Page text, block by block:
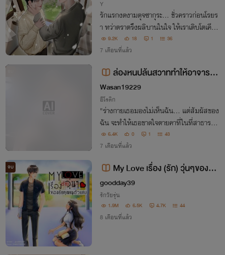
Y
รักแรกงดงามดุจซากุระ… ชั่วคราวก่อนโรยร
า ทว่าตราตรึงผลิบานในใจ ให้เราเติบโตเคียง
ข้างกันผ่านทุกฤดูกาล
9.2K 18 1 36
7 เดือนที่แล้ว
ล่องหนปล้นสวาททำให้อาจารย์/
ดาวมหา'ลัย "น้ำพุ่ง"
Wasan19229
อีโรติก
"ร่างกายเธอมองไม่เห็นฉัน... แต่สัมผัสของ
ฉัน จะทำให้เธอขาดใจตายคาที่ในที่สาธารณ
ะ!" "เนิร์ดหื่นอย่างฉันจะใช้พลังนี้... เพื่อขโม
ยทุกความลับและพิชิตทุกจุดสุดยอดของสาว
6.4K 0 1 43
7 เดือนที่แล้ว
จบ
My Love เรื่อง (รัก) วุ่นๆของยัย
คุณหนูตัวแสบ! (โซเฟียVSกราฟฟิ
ก)
goodday39
รักวัยรุ่น
1.9M 6.5K 4.7K 44
8 เดือนที่แล้ว